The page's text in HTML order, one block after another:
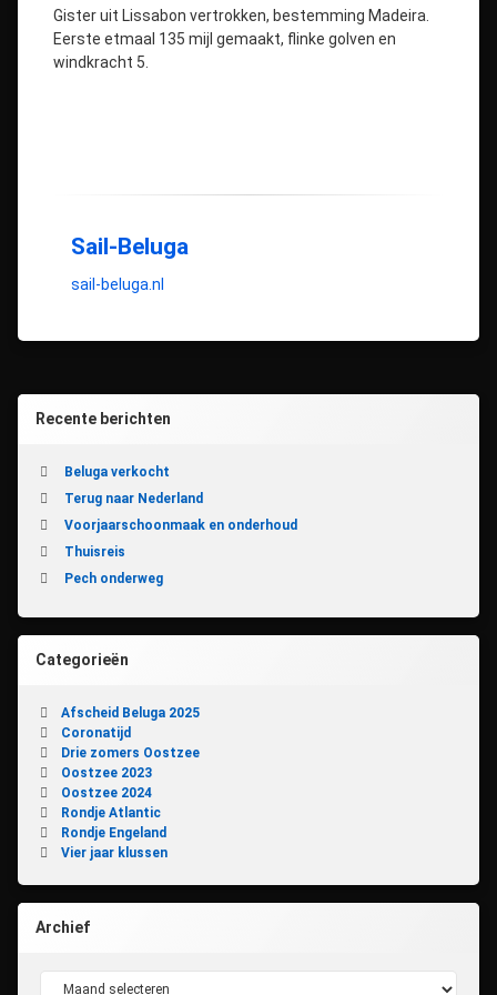
Gister uit Lissabon vertrokken, bestemming Madeira.
Eerste etmaal 135 mijl gemaakt, flinke golven en
windkracht 5.
Sail-Beluga
sail-beluga.nl
Recente berichten
Beluga verkocht
Terug naar Nederland
Voorjaarschoonmaak en onderhoud
Thuisreis
Pech onderweg
Categorieën
Afscheid Beluga 2025
Coronatijd
Drie zomers Oostzee
Oostzee 2023
Oostzee 2024
Rondje Atlantic
Rondje Engeland
Vier jaar klussen
Archief
Archief